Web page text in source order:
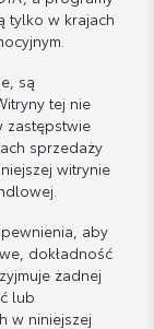
tylko w krajach
są
tej nie
zastępstwie
sprzedaży
witrynie
aby
dokładność
żadnej
lub
w niniejszej